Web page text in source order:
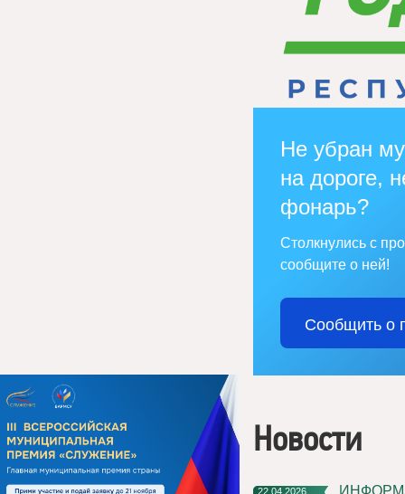
Не убран
на дороге,
фонарь?
Столкнулись с
сообщите о ней!
Сообщить о
Новости
22.04.2026